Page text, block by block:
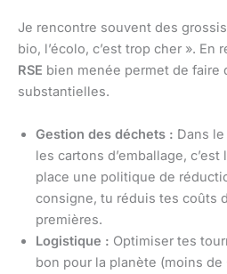
Je rencontre souvent des
bio, l’écolo, c’est trop cher ». En
RSE bien menée permet de faire
substantielles.
Gestion des déchets : Dans
les cartons d’emballage,
place une politique de
consigne, tu réduis tes coûts
premières.
Logistique : Optimiser tes
bon pour la planète (moins de